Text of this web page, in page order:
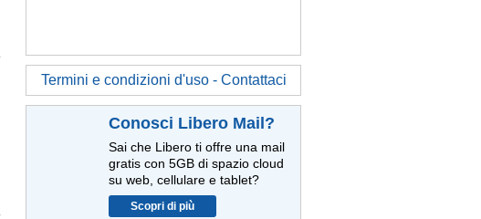
Termini e condizioni d'uso - Contattaci
Conosci Libero Mail?
Sai che Libero ti offre una mail
gratis con 5GB di spazio cloud
su web, cellulare e tablet?
Scopri di più